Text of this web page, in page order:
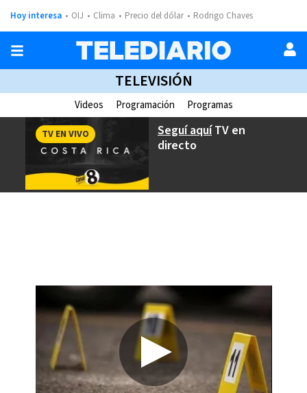
Hoy interesa OIJ Clima Precio del dólar Rodrigo Chaves
TELEVISIÓN
Videos Programación Programas
Seguí aquíTV en
directo
TV EN VIVO